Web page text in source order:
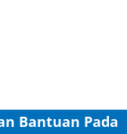
Bantuan Pada